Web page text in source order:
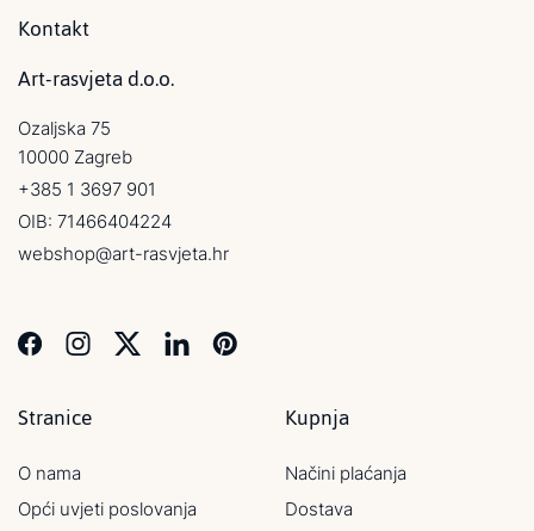
Kontakt
Art-rasvjeta d.o.o.
Ozaljska 75
10000 Zagreb
+385 1 3697 901
OIB: 71466404224
webshop@art-rasvjeta.hr
Stranice
O nama
Opći uvjeti poslovanja
Kupnja
Načini plaćanja
Dostava